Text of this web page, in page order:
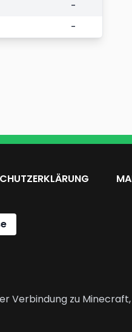
-
-
Verbindung zu